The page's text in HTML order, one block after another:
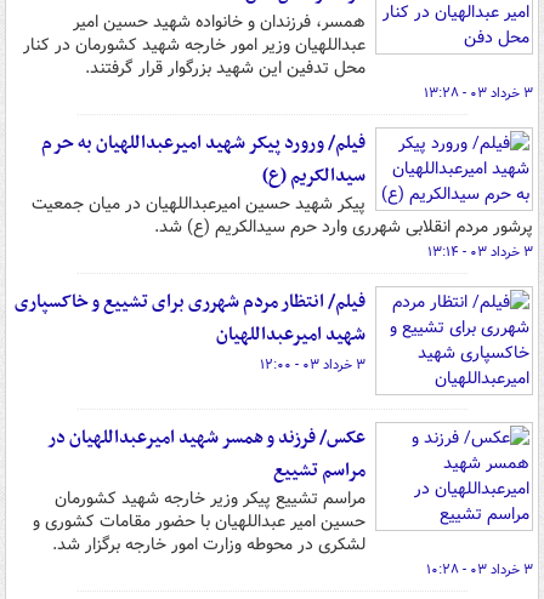
همسر، فرزندان و خانواده شهید حسین امیر
عبداللهیان وزیر امور خارجه شهید کشورمان در کنار
محل تدفین این شهید بزرگوار قرار گرفتند.
۳ خرداد ۰۳ - ۱۳:۲۸
فیلم/ ورورد پیکر شهید امیرعبداللهیان به حرم
سیدالکریم (ع)
پیکر شهید حسین امیرعبداللهیان در میان جمعیت
پرشور مردم انقلابی شهرری وارد حرم سیدالکریم (ع) شد.
۳ خرداد ۰۳ - ۱۳:۱۴
فیلم/ انتظار مردم شهرری برای تشییع و خاکسپاری
شهید امیرعبداللهیان
۳ خرداد ۰۳ - ۱۲:۰۰
عکس/ فرزند و همسر شهید امیرعبداللهیان در
مراسم تشییع
مراسم تشییع پیکر وزیر خارجه شهید کشورمان
حسین امیر عبداللهیان با حضور مقامات کشوری و
لشکری در محوطه وزارت امور خارجه برگزار شد.
۳ خرداد ۰۳ - ۱۰:۲۸